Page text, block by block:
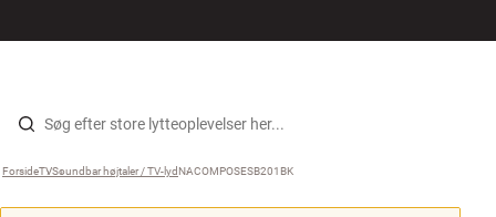
Gå til indhold
Højtaler
Forside ›
TV ›
Soundbar højtaler / TV-lyd ›
NACOMPOSESB201BK